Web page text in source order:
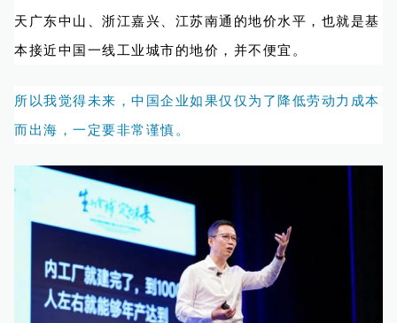
天广东中山、浙江嘉兴、江苏南通的地价水平，也就是基
本接近中国一线工业城市的地价，并不便宜。
所以我觉得未来，中国企业如果仅仅为了降低劳动力成本
而出海，一定要非常谨慎。